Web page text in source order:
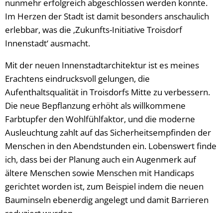
nunmehr erfolgreich abgeschlossen werden konnte.
Im Herzen der Stadt ist damit besonders anschaulich
erlebbar, was die ‚Zukunfts-Initiative Troisdorf
Innenstadt‘ ausmacht.
Mit der neuen Innenstadtarchitektur ist es meines
Erachtens eindrucksvoll gelungen, die
Aufenthaltsqualität in Troisdorfs Mitte zu verbessern.
Die neue Bepflanzung erhöht als willkommene
Farbtupfer den Wohlfühlfaktor, und die moderne
Ausleuchtung zahlt auf das Sicherheitsempfinden der
Menschen in den Abendstunden ein. Lobenswert finde
ich, dass bei der Planung auch ein Augenmerk auf
ältere Menschen sowie Menschen mit Handicaps
gerichtet worden ist, zum Beispiel indem die neuen
Bauminseln ebenerdig angelegt und damit Barrieren